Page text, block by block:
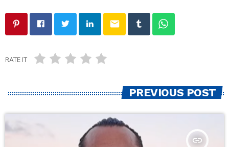
email
RATE IT
PREVIOUS POST
insert_link